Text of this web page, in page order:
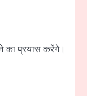
का प्रयास करेंगे।